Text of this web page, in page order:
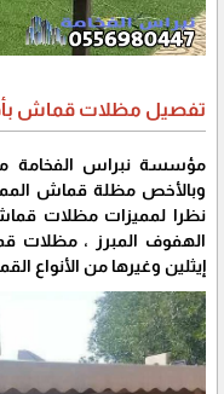
تفصيل مظلات قماش
مؤسسة نبراس الفخامة
وبالأخص مظلة قماش
نظرا لمميزات مظلات
الهفوف المبرز ،
إيثلين وغيرها من الأنواع